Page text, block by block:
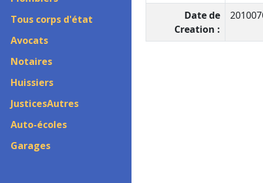
Tous corps d'état
Avocats
Notaires
Huissiers
JusticesAutres
Auto-écoles
Garages
Date de
Creation :